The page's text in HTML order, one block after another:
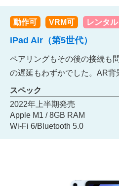
動作可 VRM可 レンタル
iPad Air（第5世代）
ペアリングもその後の接続も
の遅延もわずかでした。AR背
スペック
2022年上半期発売
Apple M1 / 8GB RAM
Wi-Fi 6/Bluetooth 5.0